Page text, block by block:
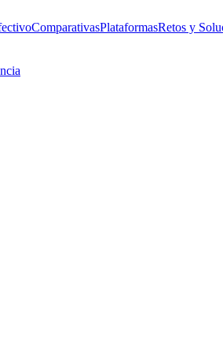
ComparativasPlataformasRetos y